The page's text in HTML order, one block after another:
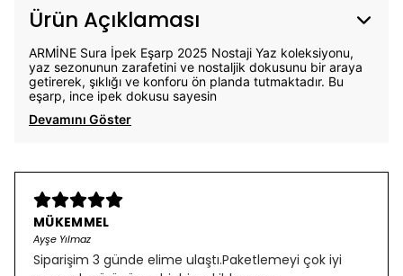
Ürün Açıklaması
ARMİNE Sura İpek Eşarp 2025 Nostaji Yaz koleksiyonu,
yaz sezonunun zarafetini ve nostaljik dokusunu bir araya
getirerek, şıklığı ve konforu ön planda tutmaktadır. Bu
eşarp, ince ipek dokusu sayesin
Devamını Göster
MÜKEMMEL
Ayşe Yılmaz
Siparişim 3 günde elime ulaştı.Paketlemeyi çok iyi